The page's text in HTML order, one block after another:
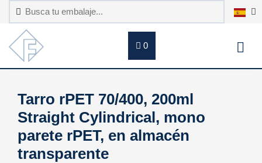
0
Tarro rPET 70/400, 200ml
Straight Cylindrical, mono
parete rPET, en almacén
transparente